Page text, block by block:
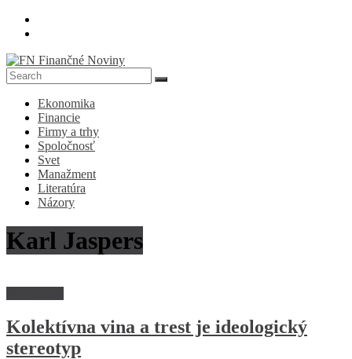
Skip
FN
Finančné
Noviny
Denník
ekonomike
spoločnosti
Ekonomika
Financie
Firmy a trhy
Spoločnosť
Svet
Manažment
Literatúra
Názory
Karl Jaspers
Kolektívna vina a trest je ideologický
stereotyp